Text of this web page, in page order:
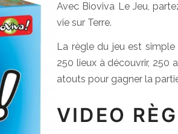
Avec Bioviva Le Jeu,
vie sur Terre.
La règle du jeu est simple
250 lieux à découvrir, 250
atouts pour gagner la
VIDEO